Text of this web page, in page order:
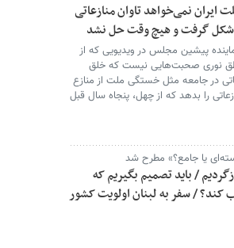
ایران نمی‌خواهد تاوان منازعاتی
شکل گرفت و هیچ وقت حل نشد
پیشین مجلس در ویدیویی که از
نوری صحبت‌هایی نیست که خلق
در جامعه مثل خستگی ملت از منازع
را بدهد که از چهل، پنجاه سال قبل
یا جامع؟» مطرح شد
/ باید تصمیم بگیریم که
کند؟ / سفر به لبنان اولویت کشور